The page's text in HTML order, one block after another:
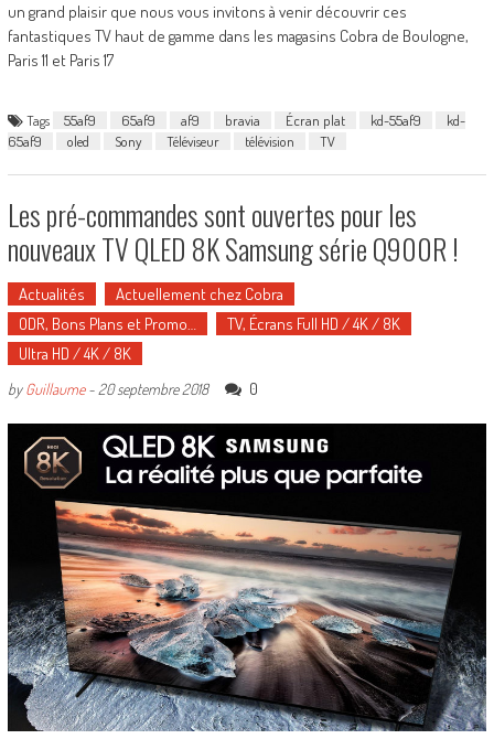
un grand plaisir que nous vous invitons à venir découvrir ces
fantastiques TV haut de gamme dans les magasins Cobra de Boulogne,
Paris 11 et Paris 17
Tags 55af9 65af9 af9 bravia Écran plat kd-55af9
kd-
65af9
oled Sony Téléviseur télévision TV
Les pré-commandes sont ouvertes pour les
nouveaux TV QLED 8K Samsung série Q900R !
Actualités
Actuellement chez Cobra
ODR, Bons Plans et Promo…
TV, Écrans Full HD / 4K / 8K
Ultra HD / 4K / 8K
byGuillaume- 20 septembre 2018 0